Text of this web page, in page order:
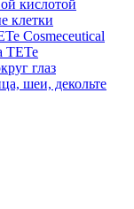
кислотой
клетки
Cosmeceutical
TETe
глаз
шеи, декольте